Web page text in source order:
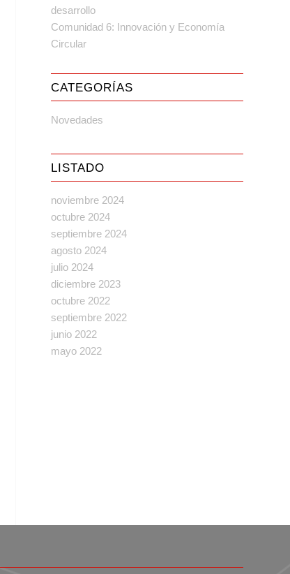
desarrollo
Comunidad 6: Innovación y Economía
Circular
CATEGORÍAS
Novedades
LISTADO
noviembre 2024
octubre 2024
septiembre 2024
agosto 2024
julio 2024
diciembre 2023
octubre 2022
septiembre 2022
junio 2022
mayo 2022